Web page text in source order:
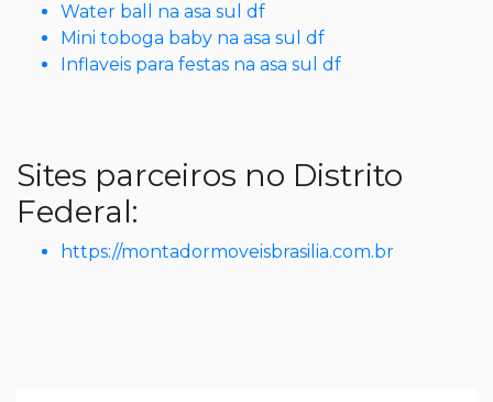
Water ball na asa sul df
Mini toboga baby na asa sul df
Inflaveis para festas na asa sul df
Sites parceiros no Distrito
Federal:
https://montadormoveisbrasilia.com.br